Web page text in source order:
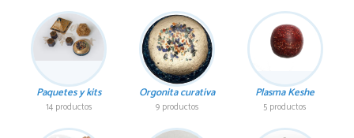
Paquetes y kits
14 productos
Orgonita curativa
9 productos
Plasma Keshe
5 productos